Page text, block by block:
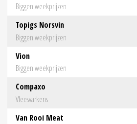
Biggen weekprijzen
Topigs Norsvin
Biggen weekprijzen
Vion
Biggen weekprijzen
Compaxo
Vleesvarkens
Van Rooi Meat